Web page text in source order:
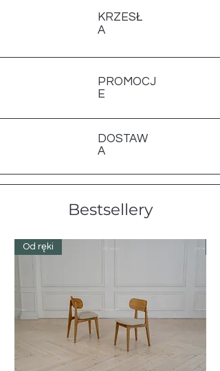
KRZESŁ
A
PROMOCJ
E
DOSTAW
A
Bestsellery
Od ręki